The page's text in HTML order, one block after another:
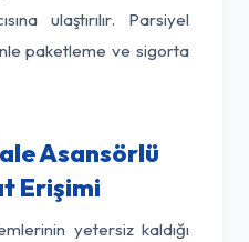
ulaştırılır. Parsiyel
paketleme ve sigorta
Asansörlü
Erişimi
yetersiz kaldığı